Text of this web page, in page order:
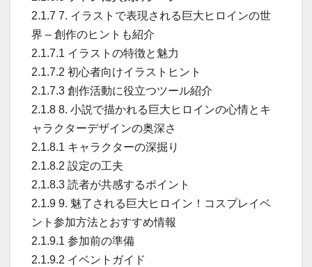
2.1.7 7. イラストで表現される巨大ヒロインの世
界 – 創作のヒントも紹介
2.1.7.1 イラストの特徴と魅力
2.1.7.2 初心者向けイラストヒント
2.1.7.3 創作活動に役立つツール紹介
2.1.8 8. 小説で描かれる巨大ヒロインの心情とキ
ャラクターデザインの奥深さ
2.1.8.1 キャラクターの深掘り
2.1.8.2 設定の工夫
2.1.8.3 読者が共感するポイント
2.1.9 9. 魅了される巨大ヒロイン！コスプレイベ
ント参加方法とおすすめ情報
2.1.9.1 参加前の準備
2.1.9.2 イベントガイド